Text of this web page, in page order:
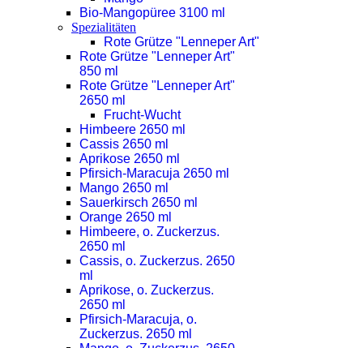
Bio-Mangopüree 3100 ml
Spezialitäten
Rote Grütze "Lenneper Art"
Rote Grütze "Lenneper Art"
850 ml
Rote Grütze "Lenneper Art"
2650 ml
Frucht-Wucht
Himbeere 2650 ml
Cassis 2650 ml
Aprikose 2650 ml
Pfirsich-Maracuja 2650 ml
Mango 2650 ml
Sauerkirsch 2650 ml
Orange 2650 ml
Himbeere, o. Zuckerzus.
2650 ml
Cassis, o. Zuckerzus. 2650
ml
Aprikose, o. Zuckerzus.
2650 ml
Pfirsich-Maracuja, o.
Zuckerzus. 2650 ml